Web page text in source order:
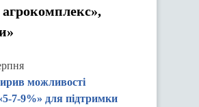
агрокомплекс»,
можливості
7-9%» для підтримки